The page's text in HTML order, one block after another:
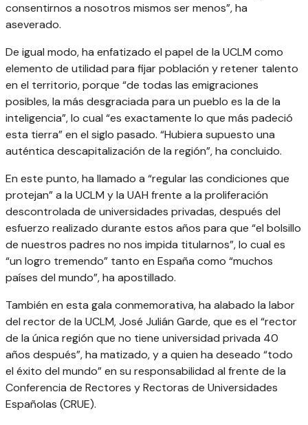
consentirnos a nosotros mismos ser menos”, ha
aseverado.
De igual modo, ha enfatizado el papel de la UCLM como
elemento de utilidad para fijar población y retener talento
en el territorio, porque “de todas las emigraciones
posibles, la más desgraciada para un pueblo es la de la
inteligencia”, lo cual “es exactamente lo que más padeció
esta tierra” en el siglo pasado. “Hubiera supuesto una
auténtica descapitalización de la región”, ha concluido.
En este punto, ha llamado a “regular las condiciones que
protejan” a la UCLM y la UAH frente a la proliferación
descontrolada de universidades privadas, después del
esfuerzo realizado durante estos años para que “el bolsillo
de nuestros padres no nos impida titularnos”, lo cual es
“un logro tremendo” tanto en España como “muchos
países del mundo”, ha apostillado.
También en esta gala conmemorativa, ha alabado la labor
del rector de la UCLM, José Julián Garde, que es el “rector
de la única región que no tiene universidad privada 40
años después”, ha matizado, y a quien ha deseado “todo
el éxito del mundo” en su responsabilidad al frente de la
Conferencia de Rectores y Rectoras de Universidades
Españolas (CRUE).